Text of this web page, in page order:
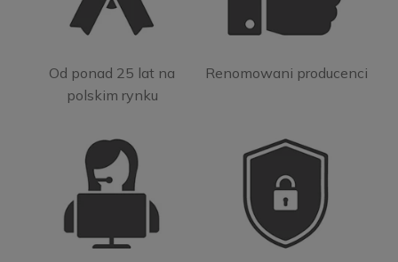
Od ponad 25 lat na
polskim rynku
Renomowani producenci